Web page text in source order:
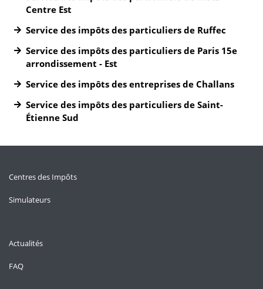
Centre Est
Service des impôts des particuliers de Ruffec
Service des impôts des particuliers de Paris 15e
arrondissement - Est
Service des impôts des entreprises de Challans
Service des impôts des particuliers de Saint-
Étienne Sud
Centres des Impôts
Simulateurs
Actualités
FAQ